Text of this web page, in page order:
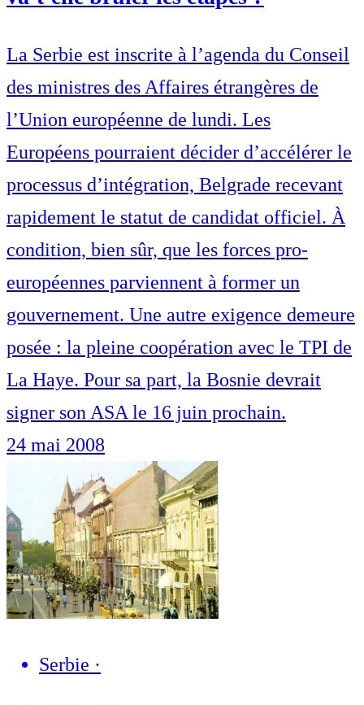
La Serbie est inscrite à l’agenda du Conseil
des ministres des Affaires étrangères de
l’Union européenne de lundi. Les
Européens pourraient décider d’accélérer le
processus d’intégration, Belgrade recevant
rapidement le statut de candidat officiel. À
condition, bien sûr, que les forces pro-
européennes parviennent à former un
gouvernement. Une autre exigence demeure
posée : la pleine coopération avec le TPI de
La Haye. Pour sa part, la Bosnie devrait
signer son ASA le 16 juin prochain.
24 mai 2008
Serbie ·